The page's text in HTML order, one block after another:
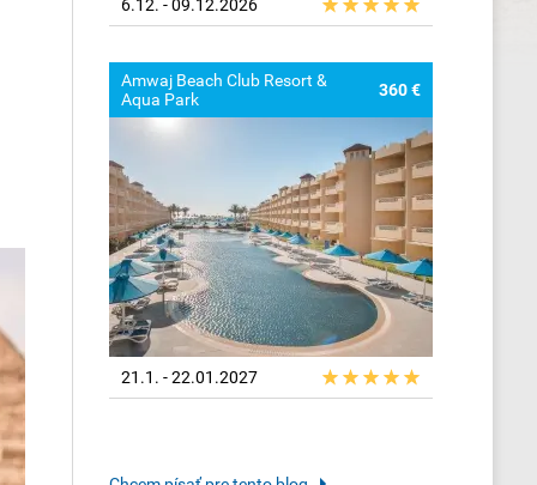
6.12. - 09.12.2026
Amwaj Beach Club Resort &
Aqua Park
360 €
21.1. - 22.01.2027